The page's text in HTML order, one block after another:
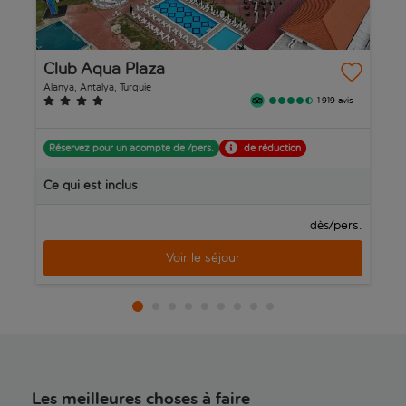
Club Aqua Plaza
Alanya, Antalya, Turquie
1 919 avis
Réservez pour un acompte de /pers. de réduction
Ce qui est inclus
dès/pers.
Voir le séjour
Les meilleures choses à faire